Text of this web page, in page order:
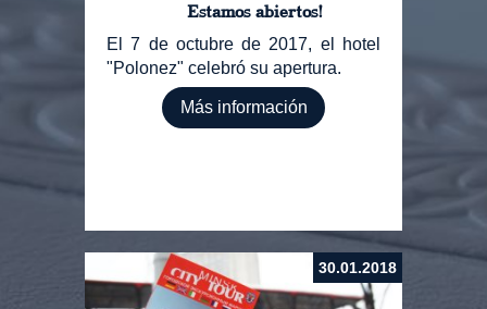
Estamos abiertos!
El 7 de octubre de 2017, el hotel
"Polonez" celebró su apertura.
Más información
30.01.2018